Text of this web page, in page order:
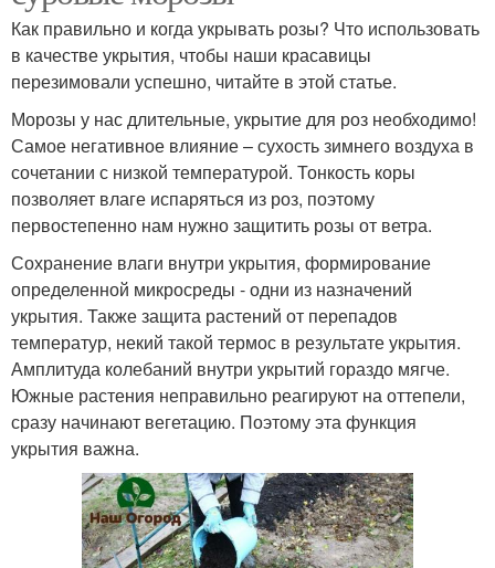
Как правильно и когда укрывать розы? Что использовать
в качестве укрытия, чтобы наши красавицы
перезимовали успешно, читайте в этой статье.
Морозы у нас длительные, укрытие для роз необходимо!
Самое негативное влияние – сухость зимнего воздуха в
сочетании с низкой температурой. Тонкость коры
позволяет влаге испаряться из роз, поэтому
первостепенно нам нужно защитить розы от ветра.
Сохранение влаги внутри укрытия, формирование
определенной микросреды - одни из назначений
укрытия. Также защита растений от перепадов
температур, некий такой термос в результате укрытия.
Амплитуда колебаний внутри укрытий гораздо мягче.
Южные растения неправильно реагируют на оттепели,
сразу начинают вегетацию. Поэтому эта функция
укрытия важна.